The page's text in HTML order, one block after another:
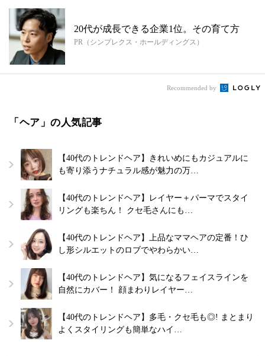
20代が成長できる企業1位。その育て方
PR（シンプレクス・ホールディングス）
Recommended by
「ヘア」の人気記事
【40代のトレンドヘア】きれいめにもカジュアルに
も寄り添うナチュラル感が魅力の万…
【40代のトレンドヘア】レイヤー＋パーマでスタイ
リングも楽ちん！ クセ毛さんにも…
【40代のトレンドヘア】上品なママヘアの定番！ひ
し形シルエットのロブでやわらかい…
【40代のトレンドヘア】気になるフェイスラインを
自然にカバー！ 顔まわりレイヤー…
【40代のトレンドヘア】多毛・クセ毛も◎! まとまり
よくスタイリングも簡単なハイ…